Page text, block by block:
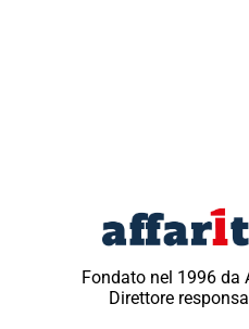
Fondato nel 1996 da
Direttore